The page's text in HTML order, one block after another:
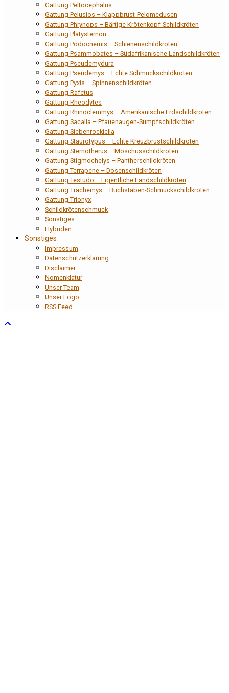
Gattung Peltocephalus
Gattung Pelusios – Klappbrust-Pelomedusen
Gattung Phrynops – Bärtige Krötenkopf-Schildkröten
Gattung Platysternon
Gattung Podocnemis – Schienenschildkröten
Gattung Psammobates – Südafrikanische Landschildkröten
Gattung Pseudemydura
Gattung Pseudemys – Echte Schmuckschildkröten
Gattung Pyxis – Spinnenschildkröten
Gattung Rafetus
Gattung Rheodytes
Gattung Rhinoclemmys – Amerikanische Erdschildkröten
Gattung Sacalia – Pfauenaugen-Sumpfschildkröten
Gattung Siebenrockiella
Gattung Staurotypus – Echte Kreuzbrustschildkröten
Gattung Sternotherus – Moschusschildkröten
Gattung Stigmochelys – Pantherschildkröten
Gattung Terrapene – Dosenschildkröten
Gattung Testudo – Eigentliche Landschildkröten
Gattung Trachemys – Buchstaben-Schmuckschildkröten
Gattung Trionyx
Schildkrötenschmuck
Sonstiges
Hybriden
Sonstiges
Impressum
Datenschutzerklärung
Disclaimer
Nomenklatur
Unser Team
Unser Logo
RSS Feed